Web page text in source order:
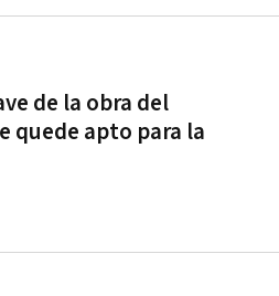
de la obra del
quede apto para la